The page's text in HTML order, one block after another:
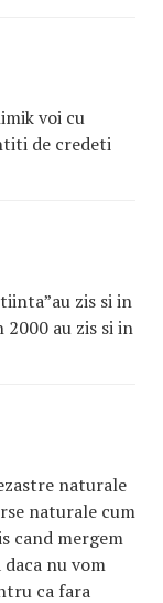
voi cu
de credeti
zis si in
au zis si in
naturale
naturale cum
cand mergem
nu vom
ca fara